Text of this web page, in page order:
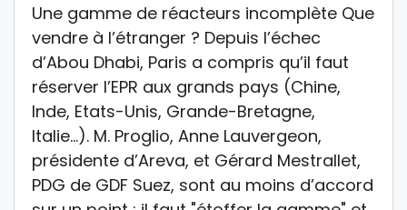
Une gamme de réacteurs incomplète Que
vendre à l’étranger ? Depuis l’échec
d’Abou Dhabi, Paris a compris qu’il faut
réserver l’EPR aux grands pays (Chine,
Inde, Etats-Unis, Grande-Bretagne,
Italie…). M. Proglio, Anne Lauvergeon,
présidente d’Areva, et Gérard Mestrallet,
PDG de GDF Suez, sont au moins d’accord